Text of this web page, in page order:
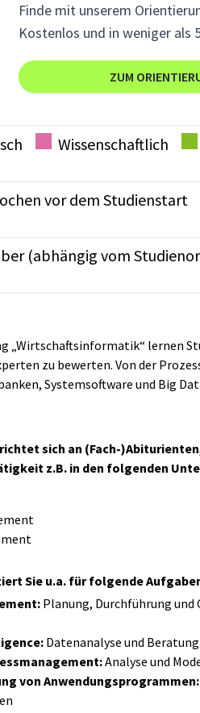
Finde mit unserem
Kostenlos und in weniger als
ZUM
Wissenschaftlich
vor dem Studienstart
(abhängig vom
„Wirtschaftsinformatik“ lernen
zu bewerten. Von der
Systemsoftware und Big
sich an (Fach-
z.B. in den folgenden
Sie u.a. für folgende
Planung, Durchführung
Datenanalyse und
Analyse und
von Anwendungsprogrammen: